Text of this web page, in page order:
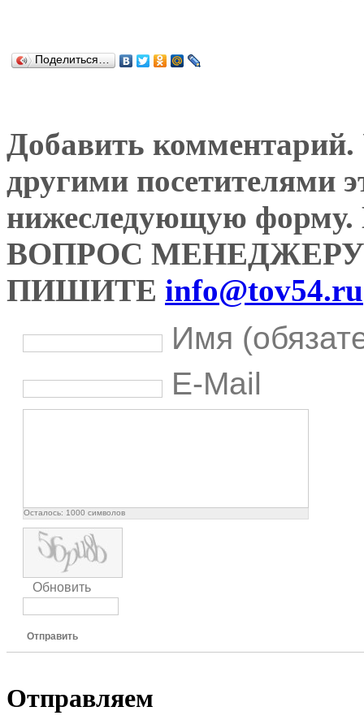
Поделиться…
Добавить комментарий.
другими посетителями
нижеследующую
ВОПРОС
ПИШИТЕ info@tov54.ru
Имя
E-Mail
Осталось: 1000 символов
Обновить
Отправить
Отправляем